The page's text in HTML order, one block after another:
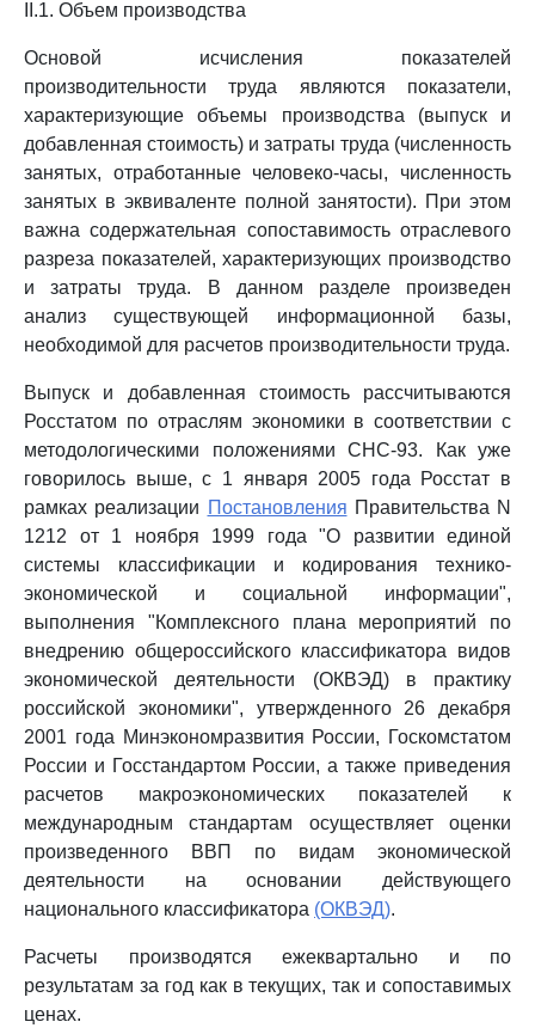
II.1. Объем производства
Основой исчисления показателей
производительности труда являются показатели,
характеризующие объемы производства (выпуск и
добавленная стоимость) и затраты труда (численность
занятых, отработанные человеко-часы, численность
занятых в эквиваленте полной занятости). При этом
важна содержательная сопоставимость отраслевого
разреза показателей, характеризующих производство
и затраты труда. В данном разделе произведен
анализ существующей информационной базы,
необходимой для расчетов производительности труда.
Выпуск и добавленная стоимость рассчитываются
Росстатом по отраслям экономики в соответствии с
методологическими положениями СНС-93. Как уже
говорилось выше, с 1 января 2005 года Росстат в
рамках реализации Постановления Правительства N
1212 от 1 ноября 1999 года "О развитии единой
системы классификации и кодирования технико-
экономической и социальной информации",
выполнения "Комплексного плана мероприятий по
внедрению общероссийского классификатора видов
экономической деятельности (ОКВЭД) в практику
российской экономики", утвержденного 26 декабря
2001 года Минэкономразвития России, Госкомстатом
России и Госстандартом России, а также приведения
расчетов макроэкономических показателей к
международным стандартам осуществляет оценки
произведенного ВВП по видам экономической
деятельности на основании действующего
национального классификатора (ОКВЭД).
Расчеты производятся ежеквартально и по
результатам за год как в текущих, так и сопоставимых
ценах.